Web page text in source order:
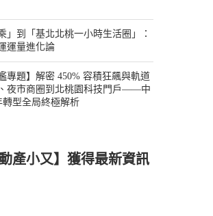
」到「基北北桃一小時生活圈」：
運量進化論
專題】解密 450% 容積狂飆與軌道
夜市商圈到北桃園科技門戶——中
轉型全局終極解析
產小又】獲得最新資訊